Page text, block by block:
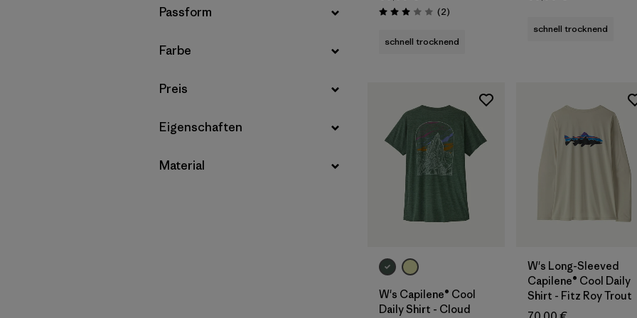
Filter by
Passform
Filter by
Farbe
Filter by
Preis
Filter by
Eigenschaften
Filter by
Material
Bewertung: 3.0 / 5
(2Rezensionen
)
schnell trocknend
schnell trocknend
W's Capilene® Cool
Daily Shirt - Cloud
W's Long-Sleeved
Capilene® Cool Daily
Shirt - Fitz Roy Trout